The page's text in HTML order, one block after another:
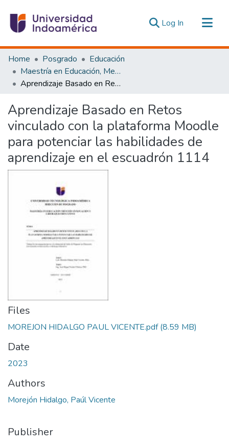
Log In (current)
Communities & Collections
All of DSpace
Statistics
Home Posgrado
Educación
Maestría en Educación, Mención Innovación y Liderazgo Educativo
Aprendizaje Basado en Retos vinculado con la plataforma Moodle para potenciar las habilidades de aprendizaje en el escuadrón 1114
Aprendizaje Basado en Retos
vinculado con la plataforma Moodle
para potenciar las habilidades de
aprendizaje en el escuadrón 1114
Files
MOREJON HIDALGO PAUL VICENTE.pdf(8.59 MB)
Date
2023
Authors
Morejón Hidalgo, Paúl Vicente
Publisher